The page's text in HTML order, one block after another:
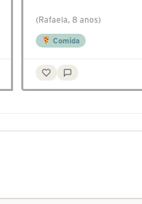
(Rafaela, 8 anos)
Comida